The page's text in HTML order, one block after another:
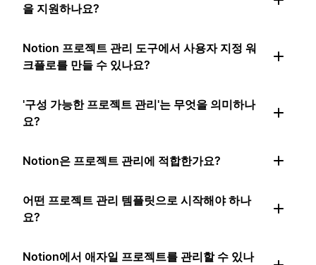
을 지원하나요?
Notion 프로젝트 관리 도구에서 사용자 지정 워
크플로를 만들 수 있나요?
'구성 가능한 프로젝트 관리'는 무엇을 의미하나
요?
Notion은 프로젝트 관리에 적합한가요?
어떤 프로젝트 관리 템플릿으로 시작해야 하나
요?
Notion에서 애자일 프로젝트를 관리할 수 있나